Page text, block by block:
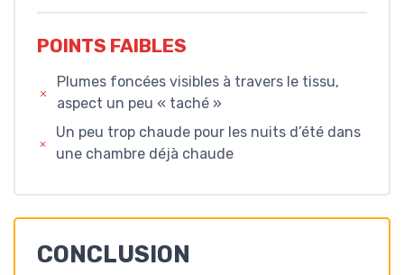
POINTS FAIBLES
Plumes foncées visibles à travers le tissu,
aspect un peu « taché »
Un peu trop chaude pour les nuits d’été dans
une chambre déjà chaude
CONCLUSION